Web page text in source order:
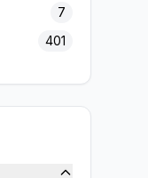
7
401